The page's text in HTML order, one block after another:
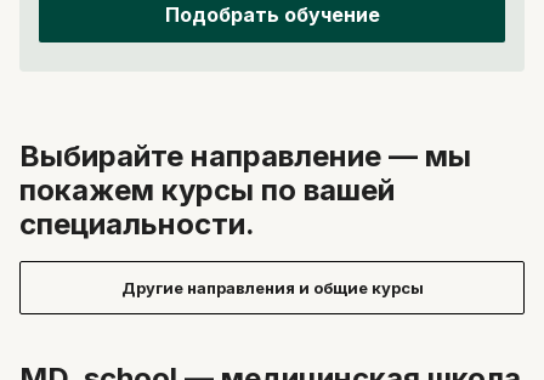
Подобрать обучение
Выбирайте направление — мы
покажем курсы по вашей
специальности.
Другие направления и общие курсы